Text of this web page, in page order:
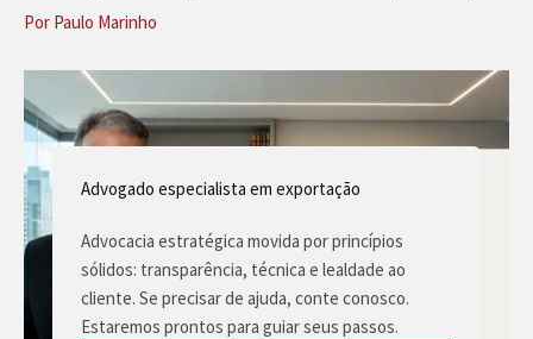
Por Paulo Marinho
Advogado especialista em exportação
Advocacia estratégica movida por princípios
sólidos: transparência, técnica e lealdade ao
cliente. Se precisar de ajuda, conte conosco.
Estaremos prontos para guiar seus passos.